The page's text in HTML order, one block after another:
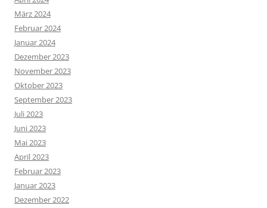
März 2024
Februar 2024
Januar 2024
Dezember 2023
November 2023
Oktober 2023
September 2023
Juli 2023
Juni 2023
Mai 2023
April 2023
Februar 2023
Januar 2023
Dezember 2022